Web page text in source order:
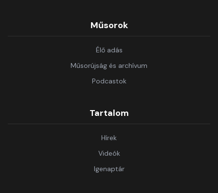
Műsorok
Élő adás
Műsorújság és archívum
Podcastok
Tartalom
Hírek
Videók
Igenaptár